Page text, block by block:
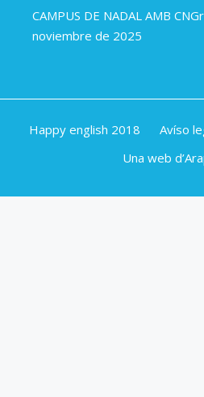
CAMPUS DE NADAL AMB
noviembre de 2025
Happy english 2018
Avíso
Una web